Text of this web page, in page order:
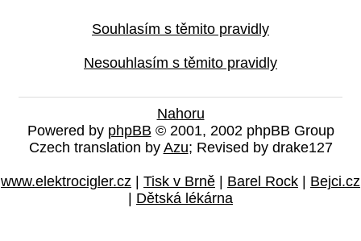
Souhlasím s těmito pravidly
Nesouhlasím s těmito pravidly
Nahoru
Powered by phpBB © 2001, 2002 phpBB Group
Czech translation by Azu; Revised by drake127
www.elektrocigler.cz | Tisk v Brně | Barel Rock | Bejci.cz
| Dětská lékárna